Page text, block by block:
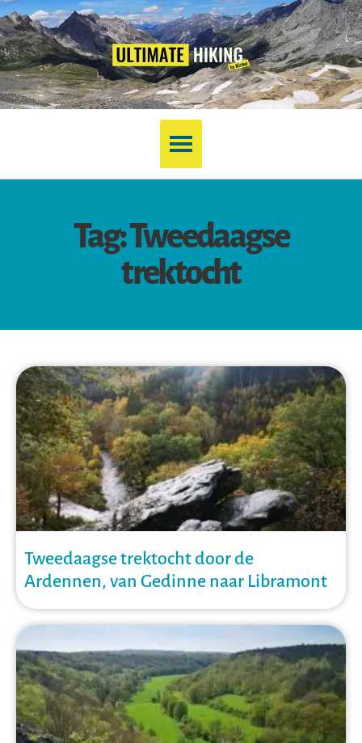
Tag: Tweedaagse
trektocht
Tweedaagse trektocht door de
Ardennen, van Gedinne naar Libramont